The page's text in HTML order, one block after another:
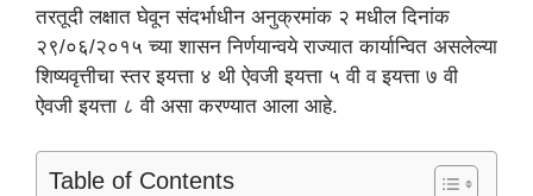
तरतूदी लक्षात घेवून संदर्भाधीन अनुक्रमांक २ मधील दिनांक
२९/०६/२०१५ च्या शासन निर्णयान्वये राज्यात कार्यान्वित असलेल्या
शिष्यवृत्तीचा स्तर इयत्ता ४ थी ऐवजी इयत्ता ५ वी व इयत्ता ७ वी
ऐवजी इयत्ता ८ वी असा करण्यात आला आहे.
Table of Contents